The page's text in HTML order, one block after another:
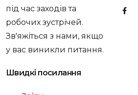
під час заходів та
робочих зустрічей.
Зв'яжіться з нами, якщо
у вас виникли питання.
Швидкі посилання